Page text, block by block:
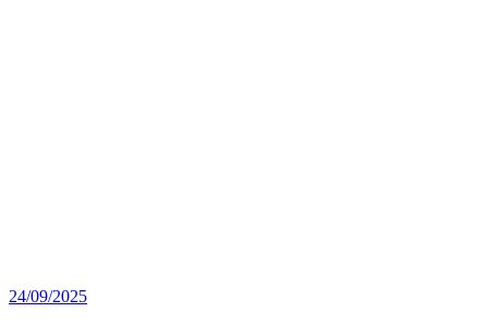
24/09/2025